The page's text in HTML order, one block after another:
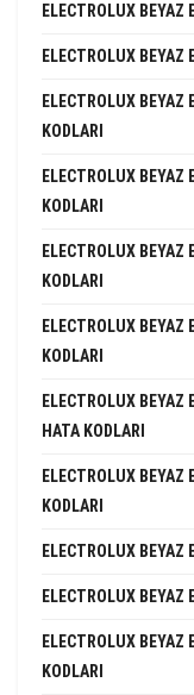
ELECTROLUX BEYAZ
ELECTROLUX BEYAZ
ELECTROLUX BEYAZ
KODLARI
ELECTROLUX BEYAZ
KODLARI
ELECTROLUX BEYAZ
KODLARI
ELECTROLUX BEYAZ
KODLARI
ELECTROLUX BEYAZ
HATA KODLARI
ELECTROLUX BEYAZ
KODLARI
ELECTROLUX BEYAZ
ELECTROLUX BEYAZ
ELECTROLUX
KODLARI